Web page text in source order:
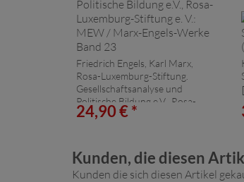
Friedrich Engels, Karl Marx,
Rosa-Luxemburg-Stiftung.
Gesellschaftsanalyse und
Politische Bildung e.V., Rosa-
Luxemburg-Stiftung e. V.:
24,90 € *
Kunden, die diesen
Kunden die sich diesen Artikel